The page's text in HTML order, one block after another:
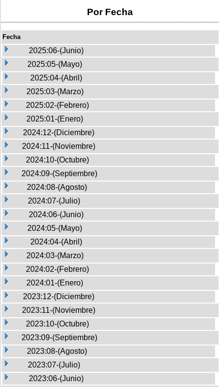
Por Fecha
Fecha
2025:06-(Junio)
2025:05-(Mayo)
2025:04-(Abril)
2025:03-(Marzo)
2025:02-(Febrero)
2025:01-(Enero)
2024:12-(Diciembre)
2024:11-(Noviembre)
2024:10-(Octubre)
2024:09-(Septiembre)
2024:08-(Agosto)
2024:07-(Julio)
2024:06-(Junio)
2024:05-(Mayo)
2024:04-(Abril)
2024:03-(Marzo)
2024:02-(Febrero)
2024:01-(Enero)
2023:12-(Diciembre)
2023:11-(Noviembre)
2023:10-(Octubre)
2023:09-(Septiembre)
2023:08-(Agosto)
2023:07-(Julio)
2023:06-(Junio)